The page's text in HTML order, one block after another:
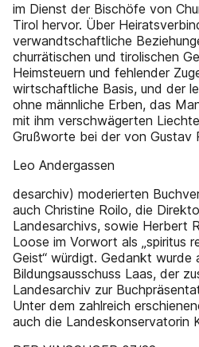
im Dienst der Bischöfe von
Tirol hervor. Über
verwandtschaftliche
churrätischen und tirolischen
Heimsteuern und fehlender
wirtschaftliche Basis, und der
ohne männliche Erben, das
mit ihm verschwägerten
Grußworte bei der von Gustav
Leo Andergassen
desarchiv) moderierten
auch Christine Roilo, die
Landesarchivs, sowie Herbert
Loose im Vorwort als „spiritus
Geist“ würdigt. Gedankt wurde
Bildungsausschuss Laas, der
Landesarchiv zur
Unter dem zahlreich
auch die Landeskonservatorin